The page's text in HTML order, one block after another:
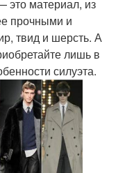
это материал, из
прочными и
твид и шерсть. А
лишь в
силуэта.